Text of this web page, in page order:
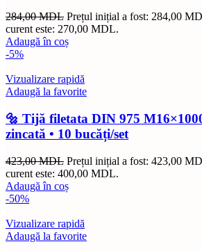
284,00MDL Prețul inițial a fost: 284,00
curent este: 270,00 MDL.
Adaugă în coș
-5%
Vizualizare rapidă
Adaugă la favorite
🔩 Tijă filetata DIN 975
zincată • 10 bucăți/set
423,00MDL Prețul inițial a fost: 423,00
curent este: 400,00 MDL.
Adaugă în coș
-50%
Vizualizare rapidă
Adaugă la favorite